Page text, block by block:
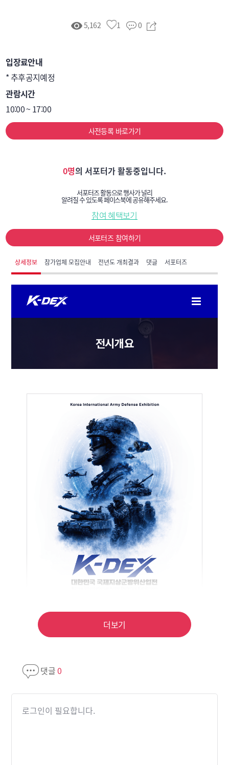
항공기 견인차 등
▶ 화력
▶ 방호
- 대공포, 대공유도무기, 방공레이더, 방공통제장비,
▶ 지원
- 방탄복, 방탄헬멧, 방탄판, 전투용안경, 일반피복류,
특수피복류, 방한피복류, 침구류, 개인장구류, 군급식,
주방기기, 전투식량, 화학물자류, 특수섬유물자, 전기/
전자물자, 근무지원물자, 인쇄물자류, 의무물자,
외과장비, 치과장비, 방사선장비, 병원장비, 병리장비,
의약품류, 모듈러건축, 3D프린팅건설, 스마트물류센터,
태양광, 건축자재 등
▶ 항공
- 전투임무기, 공중기동기, 감시통제기, 훈련기,
탐색구조헬기, 지휘헬기, 훈련헬기,
항공기사격통제장비, 항공전술통제장비, 정밀폭격장비,
항공항법장비, 항공기피아식별장비, 드론 등
자율주행, 웨어러블기기, 5G, 3D프린팅, 빅데이터,
첨단소재, 사이버네트워크, ESS 등
5,162 1 0
입장료안내
* 추후공지예정
관람시간
10:00 ~ 17:00
사전등록 바로가기
0명의 서포터가 활동중입니다.
서포터즈 활동으로 행사가 널리
알려질 수 있도록 페이스북에 공유해주세요.
참여 혜택보기
서포터즈 참여하기
상세정보 참가업체 모집안내 전년도 개최결과 댓글 서포터즈
더보기
댓글0
로그인이 필요합니다.